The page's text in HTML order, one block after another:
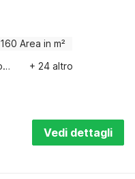
160 Area in m²
Giochi all'aperto + 24 altro
Vedi dettagli